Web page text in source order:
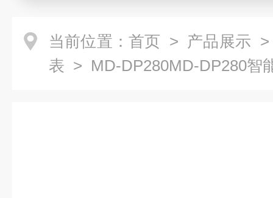
当前位置： 首页 > 产品展示
表 > MD-DP280MD-DP280智